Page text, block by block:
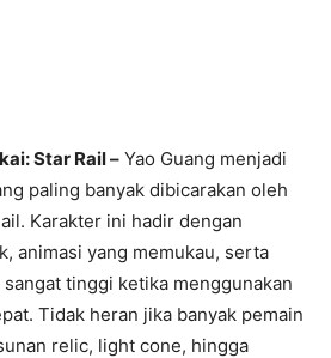
Star Rail – Yao Guang menjadi
paling banyak dibicarakan oleh
Karakter ini hadir dengan
animasi yang memukau, serta
tinggi ketika menggunakan
Tidak heran jika banyak pemain
relic, light cone, hingga